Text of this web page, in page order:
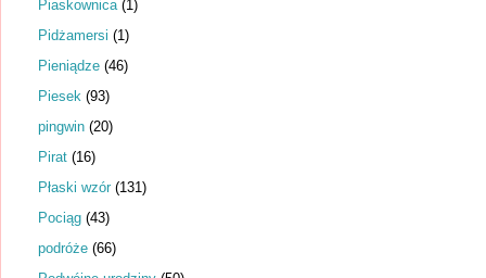
Piaskownica (1)
Pidżamersi (1)
Pieniądze (46)
Piesek (93)
pingwin (20)
Pirat (16)
Płaski wzór (131)
Pociąg (43)
podróże (66)